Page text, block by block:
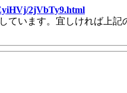
2jVbTy9.html
ています。宜しければ上